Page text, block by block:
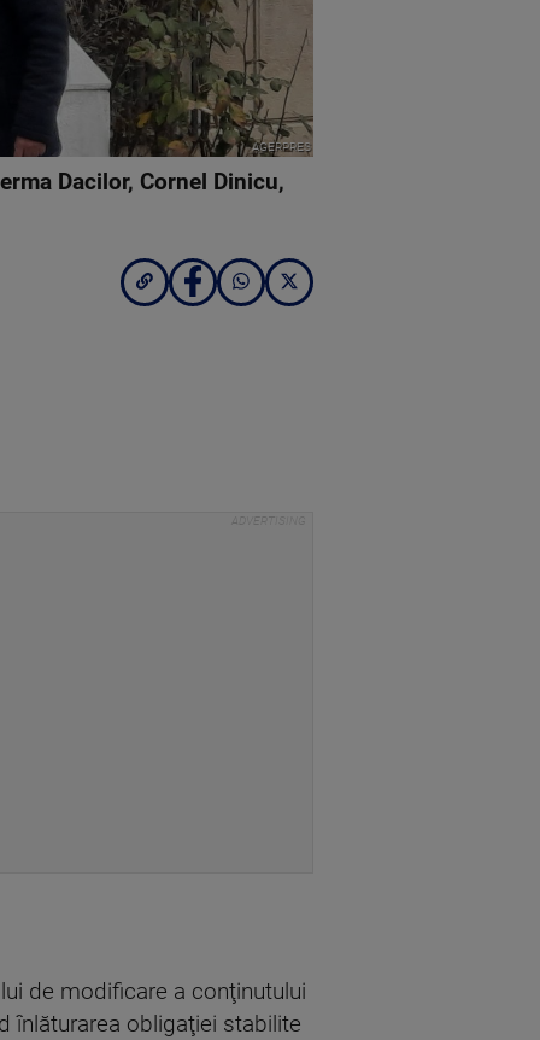
AGERPRES
Dacilor, Cornel Dinicu,
de modificare a conţinutului
înlăturarea obligaţiei stabilite